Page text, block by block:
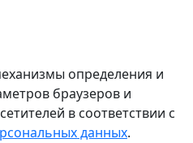
определения и
браузеров и
в соответствии с
данных.